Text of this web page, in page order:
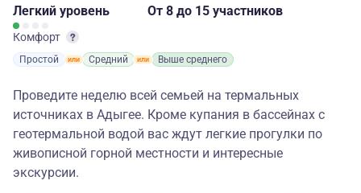
Легкий уровень
Комфорт
Простой Средний Выше среднего
От 8 до 15 участников
Проведите неделю всей семьей на термальных
источниках в Адыгее. Кроме купания в бассейнах с
геотермальной водой вас ждут легкие прогулки по
живописной горной местности и интересные
экскурсии.